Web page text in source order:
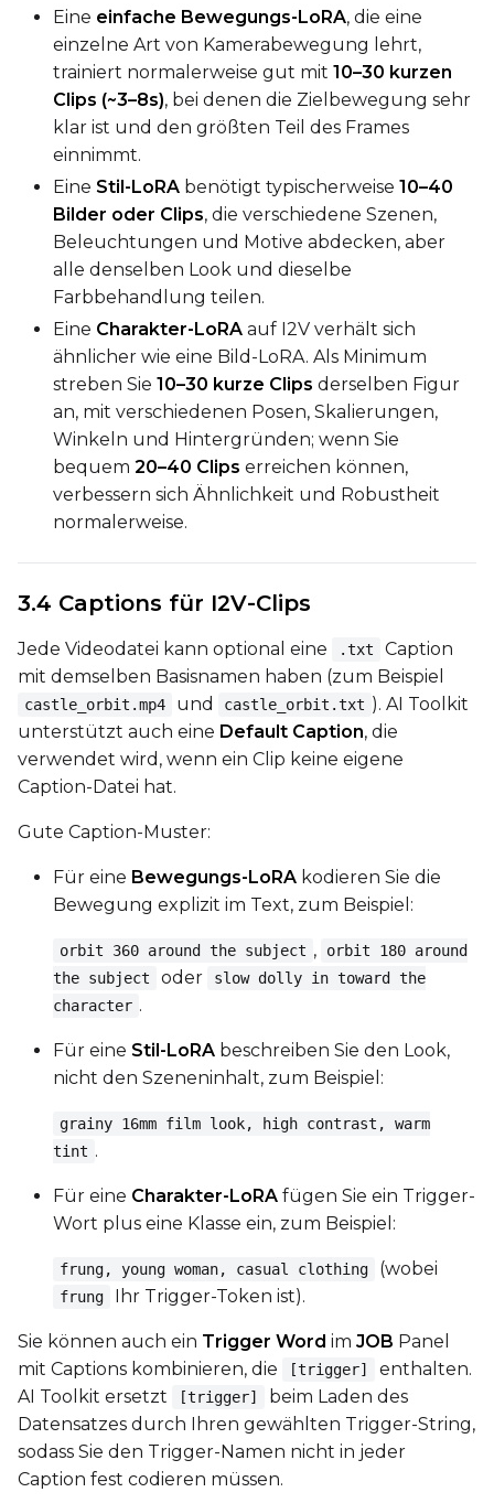
Prompt
Height
Seed
LoRA Scale
Height
LoRA Scale
Width
LoRA Scale
Prompt
Eine einfache Bewegungs-LoRA, die eine
einzelne Art von Kamerabewegung lehrt,
trainiert normalerweise gut mit 10–30 kurzen
Clips (~3–8s), bei denen die Zielbewegung sehr
klar ist und den größten Teil des Frames
einnimmt.
Eine Stil-LoRA benötigt typischerweise 10–40
Bilder oder Clips, die verschiedene Szenen,
Beleuchtungen und Motive abdecken, aber
alle denselben Look und dieselbe
Farbbehandlung teilen.
Eine Charakter-LoRA auf I2V verhält sich
ähnlicher wie eine Bild-LoRA. Als Minimum
streben Sie 10–30 kurze Clips derselben Figur
an, mit verschiedenen Posen, Skalierungen,
Winkeln und Hintergründen; wenn Sie
bequem 20–40 Clips erreichen können,
verbessern sich Ähnlichkeit und Robustheit
normalerweise.
3.4 Captions für I2V-Clips
Jede Videodatei kann optional eine .txt
Caption
mit demselben Basisnamen haben (zum Beispiel
castle_orbit.mp4 und castle_orbit.txt ). AI Toolkit
unterstützt auch eine Default Caption, die
verwendet wird, wenn ein Clip keine eigene
Caption-Datei hat.
Gute Caption-Muster:
Für eine Bewegungs-LoRA kodieren Sie die
Bewegung explizit im Text, zum Beispiel:
orbit 360 around the subject ,
orbit 180 around
the subject
oder
slow dolly in toward the
character .
Für eine Stil-LoRA beschreiben Sie den Look,
nicht den Szeneninhalt, zum Beispiel:
grainy 16mm film look, high contrast, warm
tint .
Für eine Charakter-LoRA fügen Sie ein Trigger-
Wort plus eine Klasse ein, zum Beispiel:
frung, young woman, casual clothing (wobei
frung Ihr Trigger-Token ist).
Sie können auch ein Trigger Word im JOB Panel
mit Captions kombinieren, die
[trigger]
enthalten.
AI Toolkit ersetzt
[trigger]
beim Laden des
Datensatzes durch Ihren gewählten Trigger-String,
sodass Sie den Trigger-Namen nicht in jeder
Caption fest codieren müssen.